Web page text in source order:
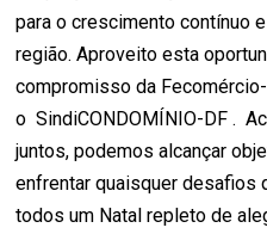
para o crescimento contínuo
região. Aproveito esta
compromisso da
o SindiCONDOMÍNIO-DF .
juntos, podemos alcançar
enfrentar quaisquer desafios
todos um Natal repleto de